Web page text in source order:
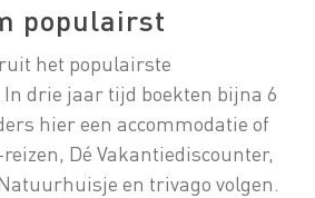
populairst
het populairste
drie jaar tijd boekten bijna 6
hier een accommodatie of
Dé Vakantiediscounter,
en trivago volgen.